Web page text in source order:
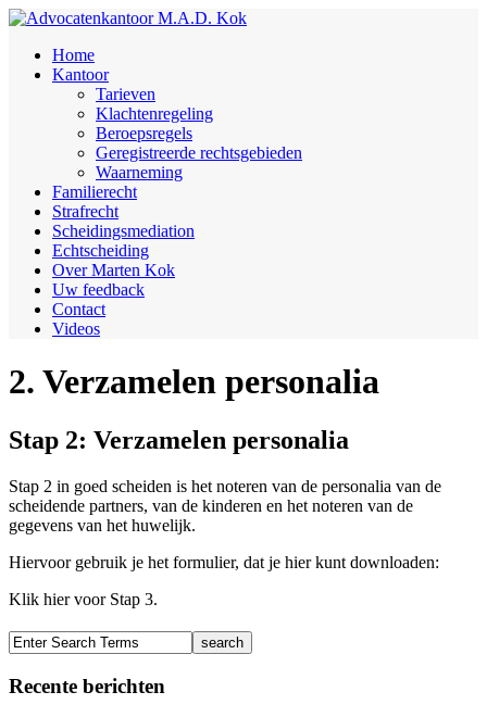
Home
Kantoor
Tarieven
Klachtenregeling
Beroepsregels
Geregistreerde rechtsgebieden
Waarneming
Familierecht
Strafrecht
Scheidingsmediation
Echtscheiding
Over Marten Kok
Uw feedback
Contact
Videos
2. Verzamelen personalia
Stap 2: Verzamelen personalia
Stap 2 in goed scheiden is het noteren van de personalia van de
scheidende partners, van de kinderen en het noteren van de
gegevens van het huwelijk.
Hiervoor gebruik je het formulier, dat je hier kunt downloaden:
Klik hier voor Stap 3.
Recente berichten